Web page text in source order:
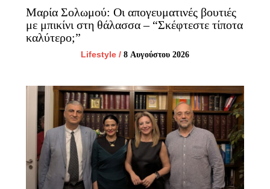
Μαρία Σολωμού: Οι απογευματινές βουτιές
με μπικίνι στη θάλασσα – “Σκέφτεστε τίποτα
καλύτερο;”
Lifestyle / 8 Αυγούστου 2026